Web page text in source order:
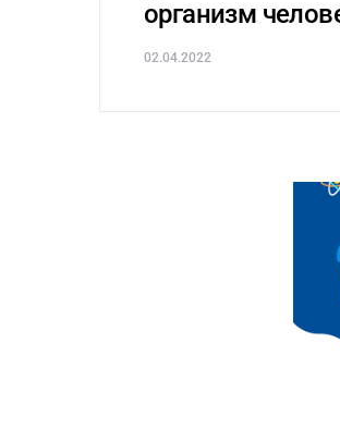
организм
02.04.2022